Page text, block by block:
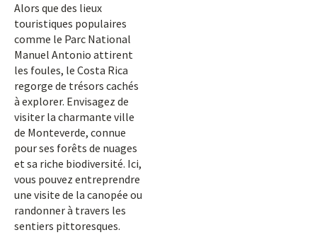
Alors que des lieux
touristiques populaires
comme le Parc National
Manuel Antonio attirent
les foules, le Costa Rica
regorge de trésors cachés
à explorer. Envisagez de
visiter la charmante ville
de Monteverde, connue
pour ses forêts de nuages
et sa riche biodiversité. Ici,
vous pouvez entreprendre
une visite de la canopée ou
randonner à travers les
sentiers pittoresques.